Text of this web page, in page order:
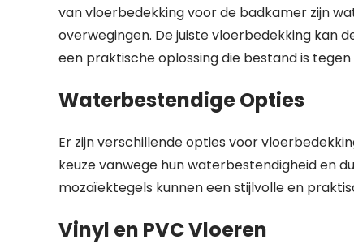
van vloerbedekking voor de badkamer zijn
overwegingen. De juiste vloerbedekking kan
een praktische oplossing die bestand is
Waterbestendige Opties
Er zijn verschillende opties voor
keuze vanwege hun waterbestendigheid en
mozaïektegels kunnen een stijlvolle en
Vinyl en PVC Vloeren